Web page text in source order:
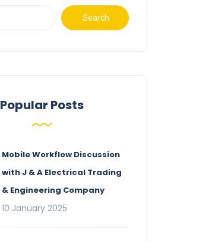
Search
Popular Posts
Mobile Workflow Discussion
with J & A Electrical Trading
& Engineering Company
10 January 2025